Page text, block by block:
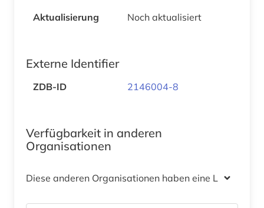
Aktualisierung
Noch aktualisiert
Externe Identifier
ZDB-ID 2146004-8
Verfügbarkeit in anderen
Organisationen
Diese anderen Organisationen haben eine Lizenz